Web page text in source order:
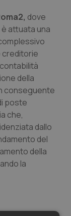
dove
è attuata una
creditorie
della
conseguente
poste
che,
dallo
del
della
la